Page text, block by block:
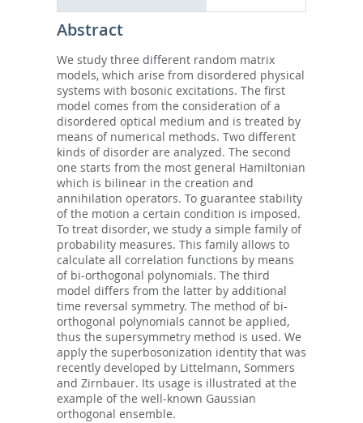
Abstract
We study three different random matrix
models, which arise from disordered physical
systems with bosonic excitations. The first
model comes from the consideration of a
disordered optical medium and is treated by
means of numerical methods. Two different
kinds of disorder are analyzed. The second
one starts from the most general Hamiltonian
which is bilinear in the creation and
annihilation operators. To guarantee stability
of the motion a certain condition is imposed.
To treat disorder, we study a simple family of
probability measures. This family allows to
calculate all correlation functions by means
of bi-orthogonal polynomials. The third
model differs from the latter by additional
time reversal symmetry. The method of bi-
orthogonal polynomials cannot be applied,
thus the supersymmetry method is used. We
apply the superbosonization identity that was
recently developed by Littelmann, Sommers
and Zirnbauer. Its usage is illustrated at the
example of the well-known Gaussian
orthogonal ensemble.